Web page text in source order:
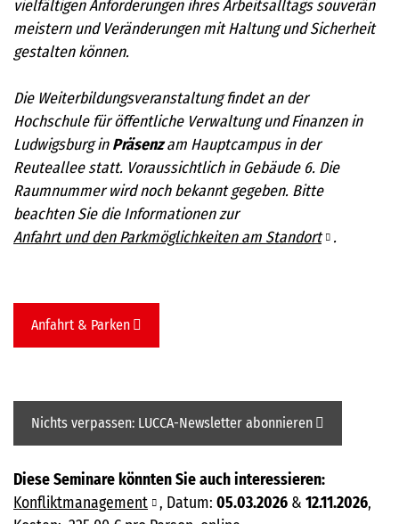
vielfältigen Anforderungen ihres Arbeitsalltags souverän
meistern und Veränderungen mit Haltung und Sicherheit
gestalten können.
Die Weiterbildungsveranstaltung findet an der
Hochschule für öffentliche Verwaltung und Finanzen in
Ludwigsburg inPräsenzam Hauptcampus in der
Reuteallee statt. Voraussichtlich in Gebäude 6. Die
Raumnummer wird noch bekannt gegeben. Bitte
beachten Sie die Informationen zur
Anfahrt und den Parkmöglichkeiten am Standort
.
Anfahrt & Parken
Nichts verpassen: LUCCA-Newsletter abonnieren
Diese Seminare könnten Sie auch interessieren:
Konfliktmanagement
, Datum:05.03.2026 &12.11.2026,